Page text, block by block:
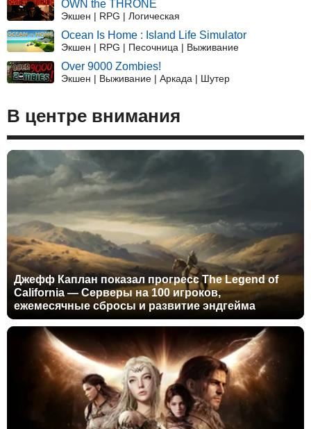
OWN the THRONE
Экшен | RPG | Логическая
Ocean Is Home : Island Life Simulator
Экшен | RPG | Песочница | Выживание
Over 9000 Zombies!
Экшен | Выживание | Аркада | Шутер
В центре внимания
Джефф Каплан показал прогресс The Legend of
California — Серверы на 100 игроков,
ежемесячные сбросы и развитие эндгейма